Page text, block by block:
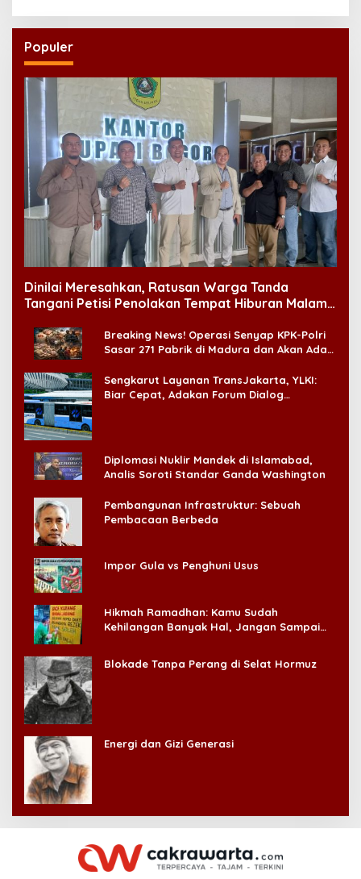
Populer
Dinilai Meresahkan, Ratusan Warga Tanda
Tangani Petisi Penolakan Tempat Hiburan Malam
Breaking News! Operasi Senyap KPK-Polri
Sasar 271 Pabrik di Madura dan Akan Ada
Sengkarut Layanan TransJakarta, YLKI:
Biar Cepat, Adakan Forum Dialog
Diplomasi Nuklir Mandek di Islamabad,
Analis Soroti Standar Ganda Washington
Pembangunan Infrastruktur: Sebuah
Pembacaan Berbeda
Impor Gula vs Penghuni Usus
Hikmah Ramadhan: Kamu Sudah
Kehilangan Banyak Hal, Jangan Sampai
Blokade Tanpa Perang di Selat Hormuz
Energi dan Gizi Generasi